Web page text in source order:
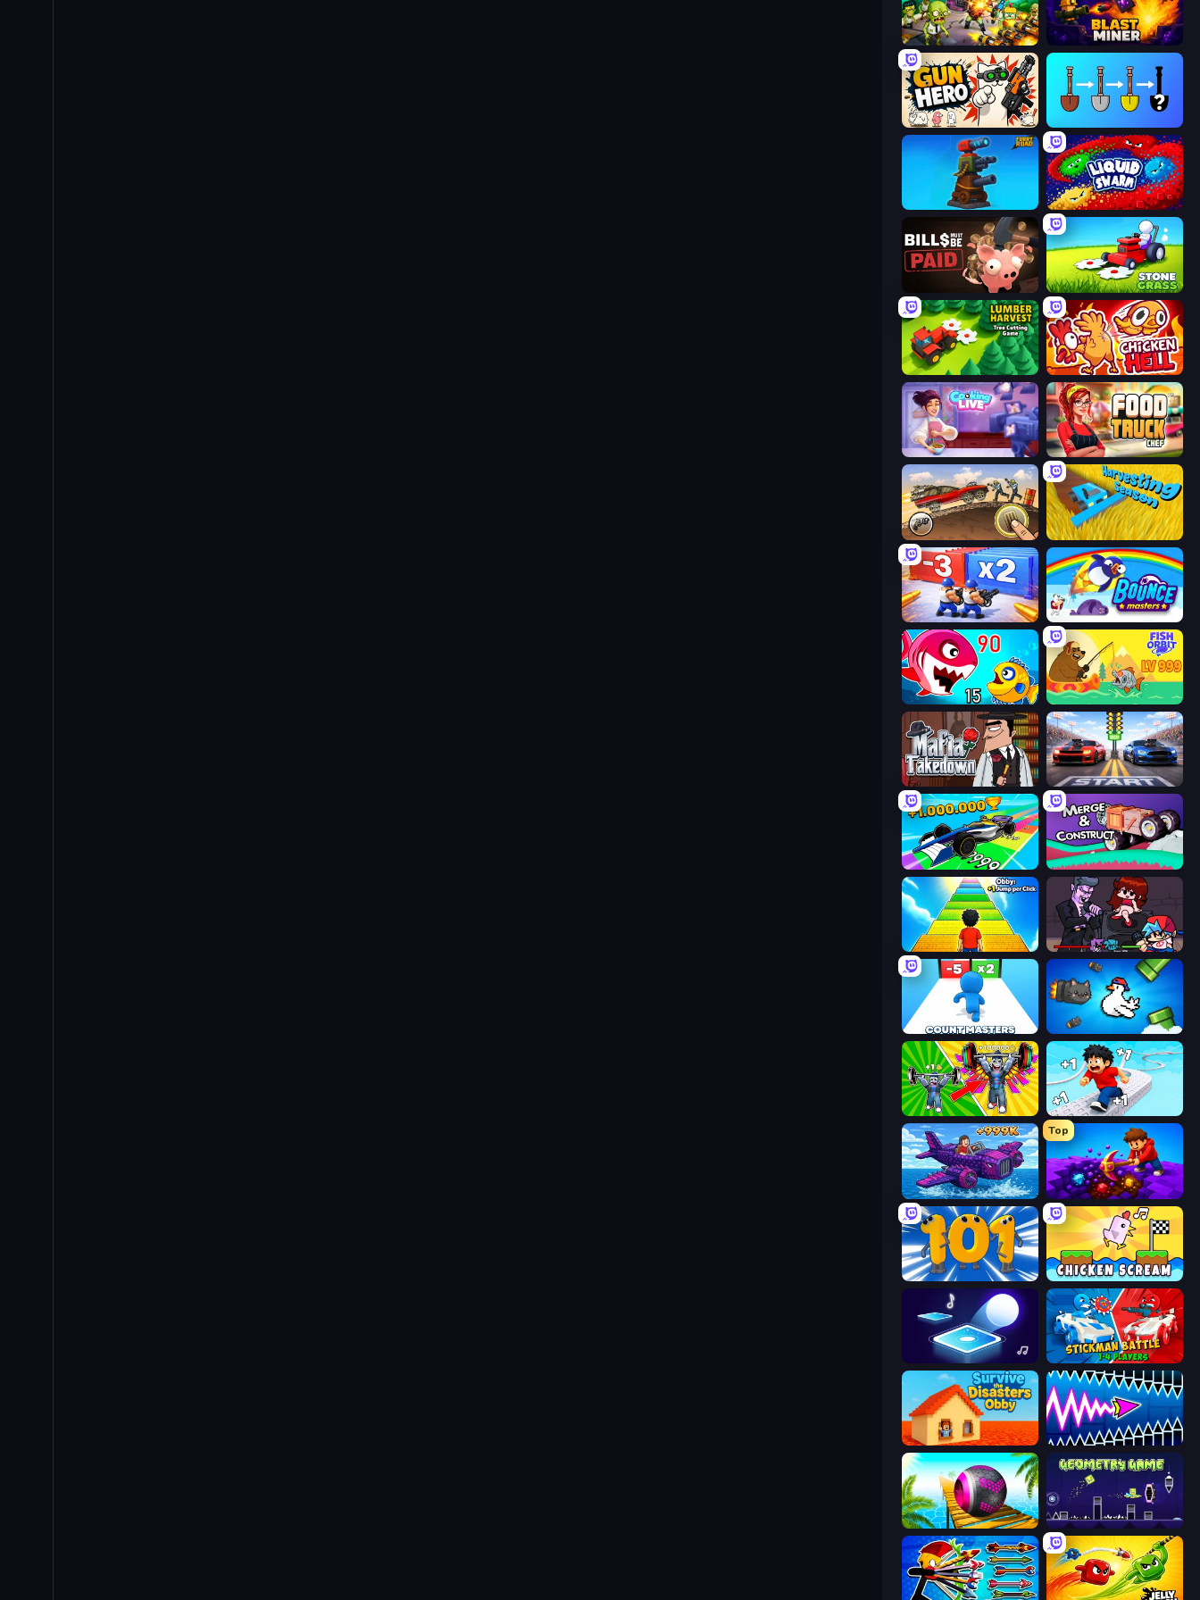
Zombies 4 Weapon Merge Blast Miner
Gun Hero: Cat Survival
Furry Road Liquid Swarm
Bills Must Be Paid Stone Grass: Mowing Simulator
Lumber Harvest: Tree Cutting Game Chicken Hell
Cooking Live Food Truck Chef™: A Fun Cooking Game
Earn to Die: Zombie Ride Harvesting Season
Battle Brigade Bouncemasters
Fish Eat Getting Big Fish Orbit
Mafia Takedown Street Racer 2
Obby Car Challenge: Drive Merge & Construct
Obby: +1 Jump per Click Friday Night Funkin'
Honk
Obby: Gym Simulator, Escape Speed per Click: Obby
Obby Plane Power Challenge: Fly
Top
Obby: Dig Down
Numbers Arena Chicken Scream
Tile Jumper 3D Stickman battle 1-4 Players
Survive the Disasters: Obby Wave Dash: Geometry Arrow
Rolling Balls Sea Race Geometry Game